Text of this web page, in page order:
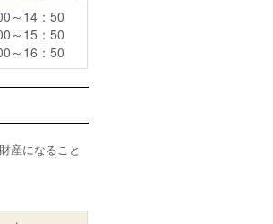
～14：50
～15：50
～16：50
産になること